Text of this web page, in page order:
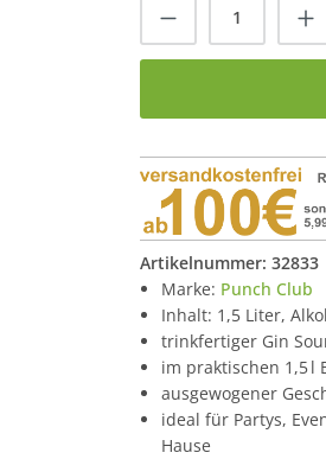
Produkt
Artikelnummer: 32833
Marke: Punch Club
Inhalt: 1,5 Liter,
trinkfertiger Gin
im praktischen 1,5 l
ausgewogener
ideal für Partys,
Hause